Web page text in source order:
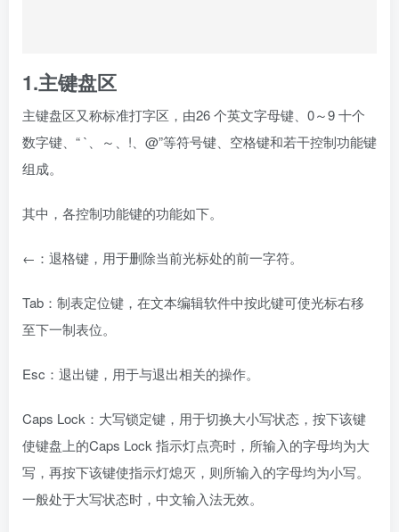
Tab：制表定位键，在文本编辑软件中按此键可使光标右移
至下一制表位。
Esc：退出键，用于与退出相关的操作。
使键盘上的Caps Lock 指示灯点亮时，所输入的字母均为大
一般处于大写状态时，中文输入法无效。
Shift：上档键，按住Shift 键的同时按下标有两排符号的按
键，即可输入上档符号。
例如，在英文状态下按Shift+2 组合键，即可输入符号“@”。
Ctrl 和Alt：控制键和更改键（替换键），一般与其他按键或
鼠标配合使用，实现相应的控制功能，如Ctrl+C 组合键用于
复制、Ctrl+V 组合键用于粘贴、Alt+Tab 组合键用于切换活
动窗口等。